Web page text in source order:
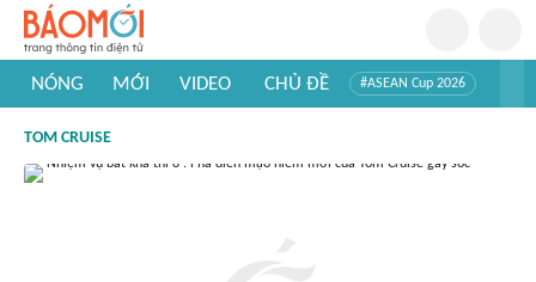
NÓNG MỚI VIDEO CHỦ ĐỀ #ASEAN Cup 2026
#Khám phá thế giới
TOM CRUISE